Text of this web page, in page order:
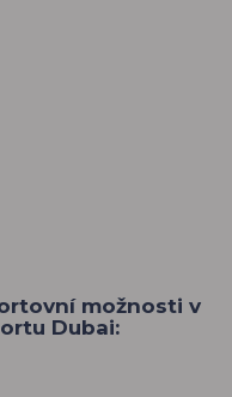
možnosti v
Dubai: